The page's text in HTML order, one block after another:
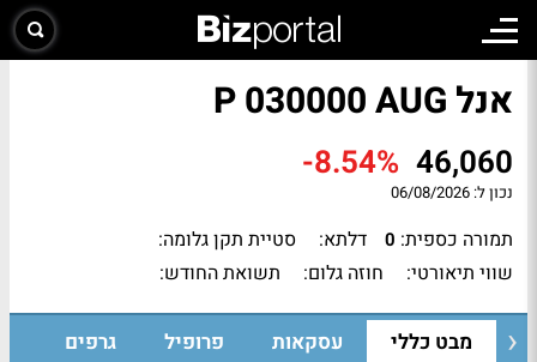
אנל P 030000 AUG
46,060
-8.54%
נכון ל: 06/08/2026
תמורה כספית: 0 דלתא:
סטיית תקן גלומה:
שווי תיאורטי:
חוזה גלום: תשואת החודש:
מבט כללי עסקאות פרופיל גרפים